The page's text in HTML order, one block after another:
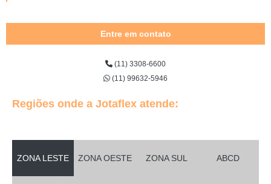
Entre em contato
(11) 3308-6600
(11) 99632-5946
Regiões onde a Jotaflex atende:
ZONA LESTE ZONA OESTE ZONA SUL ABCD